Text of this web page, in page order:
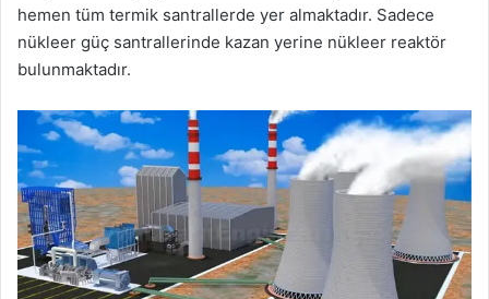
hemen tüm termik santrallerde yer almaktadır. Sadece
nükleer güç santrallerinde kazan yerine nükleer reaktör
bulunmaktadır.